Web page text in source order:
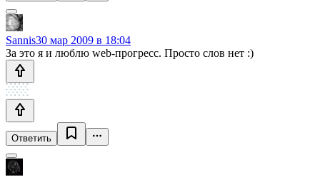
Sannis30 мар 2009 в 18:04
За это я и люблю web-прогресс. Просто слов нет :)
Ответить